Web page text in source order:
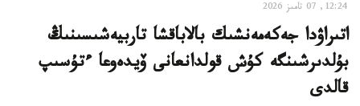
12:24, 07 تامىز 2026
اتىراۋدا جەكەمەنشىك بالاباقشا تاربيەشىسىنىڭ
بۇلدىرشىنگە كۇش قولدانعانى ۆيدەوعا ءتۇسىپ
قالدى